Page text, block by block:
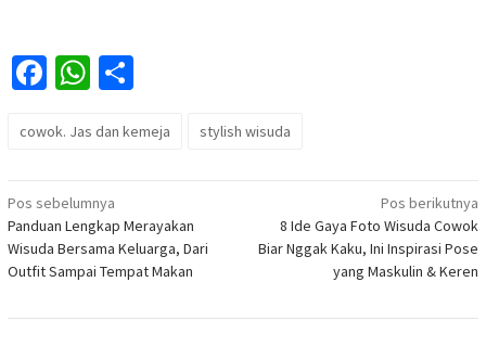
Facebook
WhatsApp
cowok. Jas dan kemeja stylish wisuda
Navigasi
pos
Pos sebelumnya
Panduan Lengkap Merayakan
Wisuda Bersama Keluarga, Dari
Outfit Sampai Tempat Makan
Pos berikutnya
8 Ide Gaya Foto Wisuda Cowok
Biar Nggak Kaku, Ini Inspirasi Pose
yang Maskulin & Keren